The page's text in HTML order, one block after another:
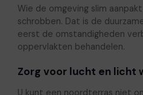
Wie de omgeving slim
schrobben. Dat is de
eerst de omstandigheden
oppervlakten behandelen.
Zorg voor lucht en licht
U kunt een noordterras niet